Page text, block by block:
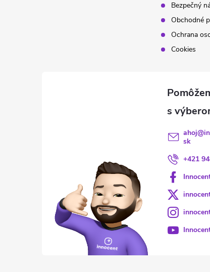
Bezpečný
Obchodné
Ochrana
Cookies
ahoj@
sk
+421